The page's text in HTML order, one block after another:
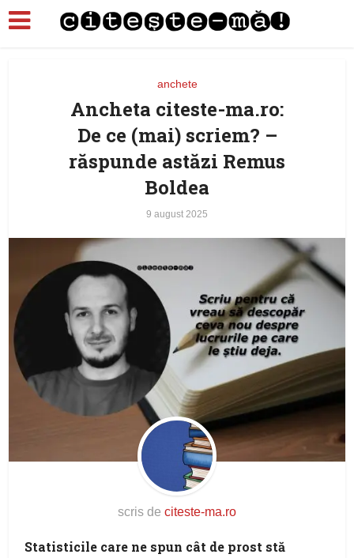
anchete
Ancheta citeste-ma.ro:
De ce (mai) scriem? –
răspunde astăzi Remus
Boldea
9 august 2025
scris de citeste-ma.ro
Statisticile care ne spun cât de prost stă